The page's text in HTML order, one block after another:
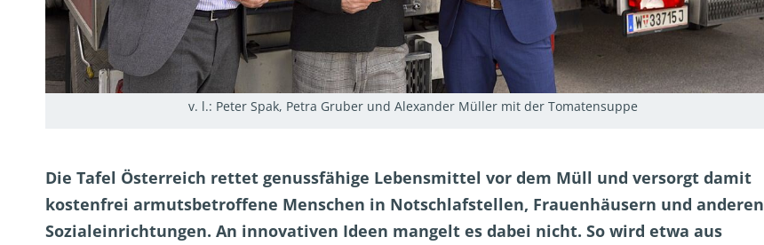
v. l.: Peter Spak, Petra Gruber und Alexander Müller mit der Tomatensuppe
Die Tafel Österreich rettet genussfähige Lebensmittel vor dem Müll und versorgt damit
kostenfrei armutsbetroffene Menschen in Notschlafstellen, Frauenhäusern und anderen
Sozialeinrichtungen. An innovativen Ideen mangelt es dabei nicht. So wird etwa aus